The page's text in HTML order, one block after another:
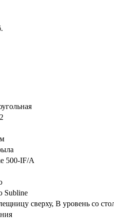
500-IF/A
Subline
сверху, В уровень со